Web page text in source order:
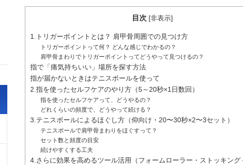
目次 [非表示]
1.トリガーポイントとは？ 肩甲骨周囲での見つけ方
トリガーポイントって何？ どんな感じでわかるの？
肩甲骨まわりでトリガーポイントってどうやって見つけるの？
指で「痛気持ちいい」場所を探す方法
指が届かないときはテニスボールを使って
2.指を使ったセルフケアのやり方（5～20秒×1日数回）
指を使ったセルフケアって、どうやるの？
どれくらいの頻度で、どうやって続ける？
3.テニスボールによるほぐし方（仰向け・20〜30秒×2〜3セット）
テニスボールで肩甲骨まわりをほぐすって？
セット数と頻度の目安
続けやすくする工夫
4.さらに効果を高めるツール活用（フォームローラー・ストッキング